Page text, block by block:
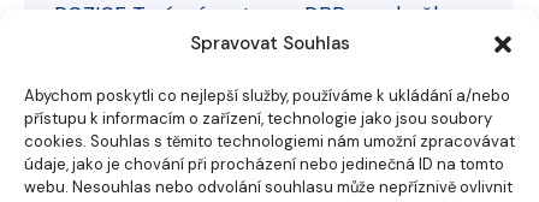
Spravovat Souhlas
Abychom poskytli co nejlepší služby, používáme k ukládání a/nebo
přístupu k informacím o zařízení, technologie jako jsou soubory
cookies. Souhlas s těmito technologiemi nám umožní zpracovávat
údaje, jako je chování při procházení nebo jedinečná ID na tomto
webu. Nesouhlas nebo odvolání souhlasu může nepříznivě ovlivnit
POZICE Terénní sestra na DPP – pobočka
Opava Chcete dělat zdravotní péči jinak než
studium, mateřské nebo práci a bez nočních
směn? Do našeho týmu domácí péče
ADOPE v Opavě hledáme terénní sestru,